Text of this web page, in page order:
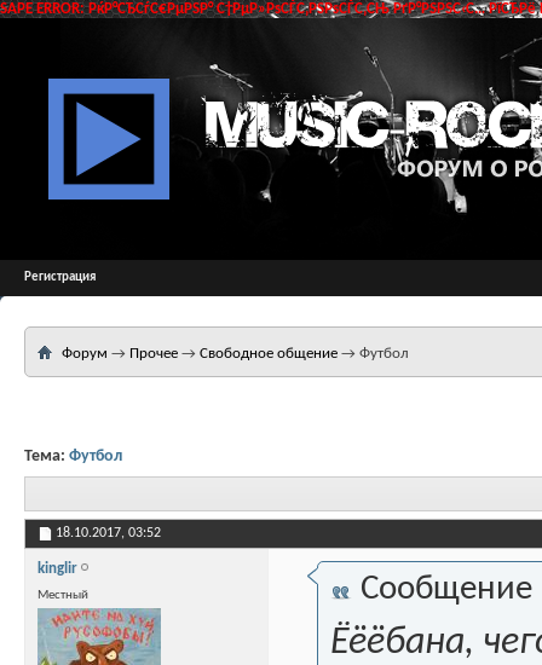
SAPE ERROR: РќР°СЂСѓС€РµРЅР° С†РµР»РѕСЃС‚РЅРѕСЃС‚СЊ РґР°РЅРЅС‹С…
Регистрация
Форум → Прочее → Свободное общение → Футбол
Тема: Футбол
18.10.2017, 03:52
kinglir
Местный Сообщение
Ёёёбана,